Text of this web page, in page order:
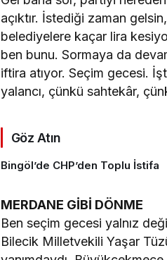
açıktır. İstediği zaman
belediyelere kaçar lira
ben bunu. Sormaya da
iftira atıyor. Seçim gecesi.
yalancı, çünkü sahtekâr,
Göz Atın
Bingöl’de CHP’den Toplu İstifa
MERDANE GİBİ DÖNME
Ben seçim gecesi yalnız
Bilecik Milletvekili Yaşar